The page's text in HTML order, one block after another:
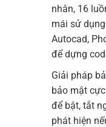
nhân, 16
mái sử
Autocad,
để dựng
Giải pháp
bảo mật
để bật, tắt
phát hiện